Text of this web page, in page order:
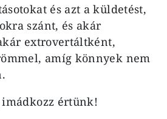
és azt a küldetést,
szánt, és akár
extrovertáltként,
amíg könnyek nem
értünk!